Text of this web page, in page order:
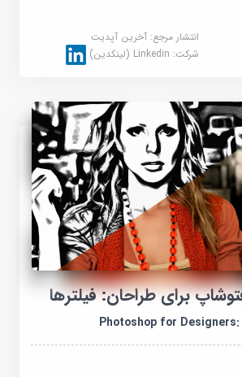
انتشار مرجع:آخرین آپدیت
شرکت:Linkedin (لینکدین)
برای طراحان: فیلترها